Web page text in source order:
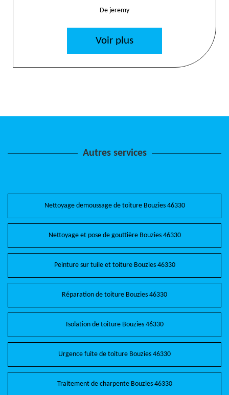
De jeremy
Voir plus
Autres services
Nettoyage demoussage de toiture Bouzies 46330
Nettoyage et pose de gouttière Bouzies 46330
Peinture sur tuile et toiture Bouzies 46330
Réparation de toiture Bouzies 46330
Isolation de toiture Bouzies 46330
Urgence fuite de toiture Bouzies 46330
Traitement de charpente Bouzies 46330